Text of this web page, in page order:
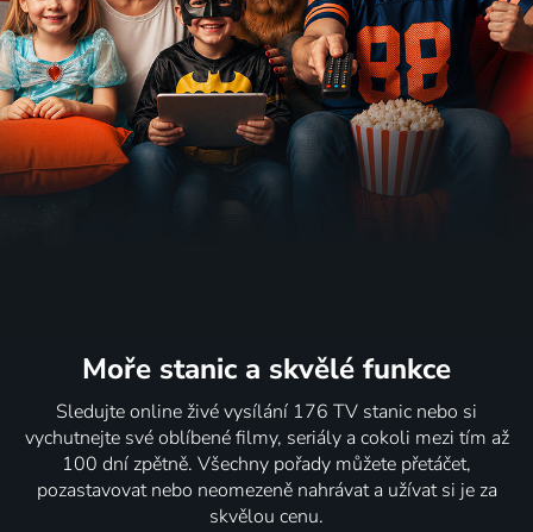
Moře stanic a skvělé funkce
Sledujte online živé vysílání 176 TV stanic nebo si
vychutnejte své oblíbené filmy, seriály a cokoli mezi tím až
100 dní zpětně. Všechny pořady můžete přetáčet,
pozastavovat nebo neomezeně nahrávat a užívat si je za
skvělou cenu.